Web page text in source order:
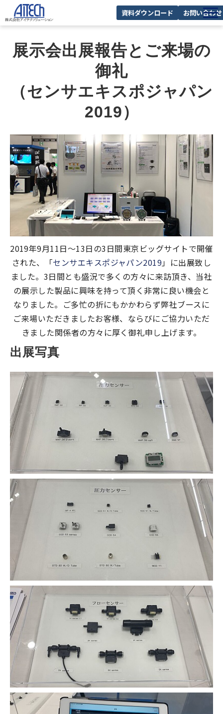
資料ダウンロード お問い合わせ
事業紹介
課題から探す
メーカー・製品一覧
よくあるご質問
展示会出展報告とご来場の
御礼
（センサエキスポジャパン
2019）
2019年9月11日～13日の3日間東京ビッグサイトで開催
された、「センサエキスポジャパン2019」に出展致し
ました。3日間とも盛況で多くの方々に来訪頂き、当社
の展示した製品に興味を持って頂く非常に良い機会と
なりました。ご多忙の折にもかかわらず弊社ブースに
ご来場いただきましたお客様、ならびにご協力いただ
きました関係者の方々に厚く御礼申し上げます。
出展写真